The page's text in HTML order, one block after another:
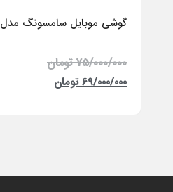
گوشی موبایل سامسونگ مدل Galaxy A26 دو سیم کارت ظرفیت 256 گیگابایت و رم 8 گیگابایت – ویتنام
۷۵/۰۰۰/۰۰۰ تومان
۶۹/۰۰۰/۰۰۰ تومان